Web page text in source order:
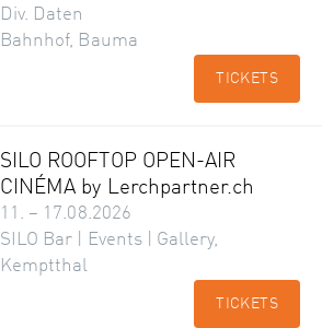
Div. Daten
Bahnhof, Bauma
TICKETS
SILO ROOFTOP OPEN-AIR
CINÉMA by Lerchpartner.ch
11. – 17.08.2026
SILO Bar | Events | Gallery,
Kemptthal
TICKETS